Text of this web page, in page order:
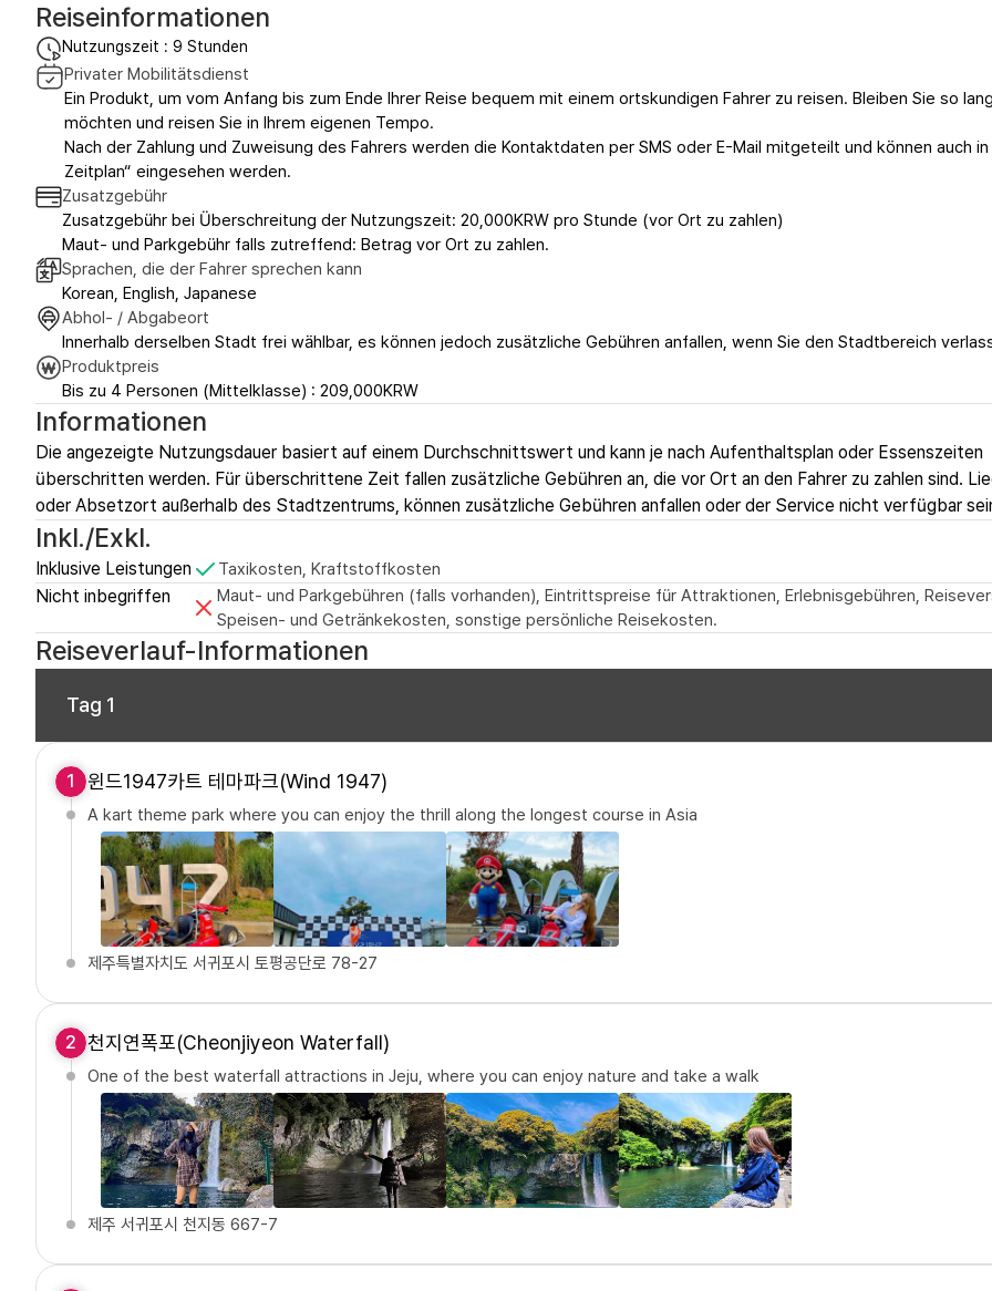
Reiseinformationen
Nutzungszeit : 9 Stunden
Privater Mobilitätsdienst
Ein Produkt, um vom Anfang bis zum Ende Ihrer Reise bequem mit einem ortskundigen Fahrer zu reisen. Bleiben Sie so
möchten und reisen Sie in Ihrem eigenen Tempo.
Nach der Zahlung und Zuweisung des Fahrers werden die Kontaktdaten per SMS oder E-Mail mitgeteilt und können auch in
Zeitplan“ eingesehen werden.
Zusatzgebühr
Zusatzgebühr bei Überschreitung der Nutzungszeit: 20,000KRW pro Stunde (vor Ort zu zahlen)
Maut- und Parkgebühr falls zutreffend: Betrag vor Ort zu zahlen.
Sprachen, die der Fahrer sprechen kann
Korean, English, Japanese
Abhol- / Abgabeort
Innerhalb derselben Stadt frei wählbar, es können jedoch zusätzliche Gebühren anfallen, wenn Sie den Stadtbereich
Produktpreis
Bis zu 4 Personen (Mittelklasse) : 209,000KRW
Informationen
Die angezeigte Nutzungsdauer basiert auf einem Durchschnittswert und kann je nach Aufenthaltsplan oder Essenszeiten
überschritten werden. Für überschrittene Zeit fallen zusätzliche Gebühren an, die vor Ort an den Fahrer zu zahlen sind.
oder Absetzort außerhalb des Stadtzentrums, können zusätzliche Gebühren anfallen oder der Service nicht verfügbar
Inkl./Exkl.
Inklusive Leistungen Taxikosten, Kraftstoffkosten
Nicht inbegriffen
Maut- und Parkgebühren (falls vorhanden), Eintrittspreise für Attraktionen, Erlebnisgebühren,
Speisen- und Getränkekosten, sonstige persönliche Reisekosten.
Reiseverlauf-Informationen
Tag 1
1 윈드1947카트 테마파크(Wind 1947)
A kart theme park where you can enjoy the thrill along the longest course in Asia
제주특별자치도 서귀포시 토평공단로 78-27
2 천지연폭포(Cheonjiyeon Waterfall)
One of the best waterfall attractions in Jeju, where you can enjoy nature and take a walk
제주 서귀포시 천지동 667-7